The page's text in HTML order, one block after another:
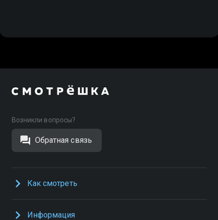
Возникли вопросы?
Обратная связь
Как смотреть
Информация